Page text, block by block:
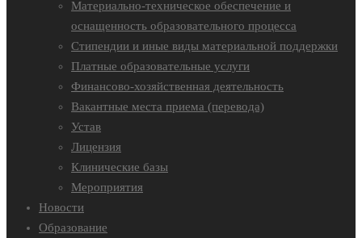
Материально-техническое обеспечение и
оснащенность образовательного процесса
Стипендии и иные виды материальной поддержки
Платные образовательные услуги
Финансово-хозяйственная деятельность
Вакантные места приема (перевода)
Устав
Лицензия
Клинические базы
Мероприятия
Новости
Образование